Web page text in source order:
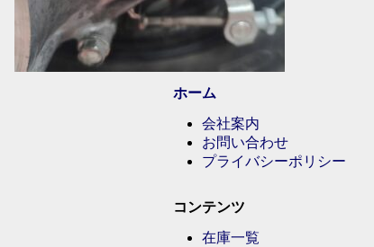
ホーム
会社案内
お問い合わせ
プライバシーポリシー
コンテンツ
在庫一覧